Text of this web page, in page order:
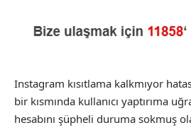
Instagram kısıtlama kalkmıyor
bir kısmında kullanıcı yaptırıma
hesabını şüpheli duruma sokmuş